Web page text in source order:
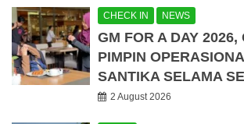
CHECK IN NEWS
GM FOR A DAY 2026,
PIMPIN
SANTIKA SELAMA
2 August 2026